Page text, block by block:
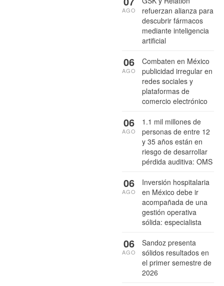
refuerzan alianza para
descubrir fármacos
mediante inteligencia
artificial
AGO
Combaten en México
publicidad irregular en
redes sociales y
plataformas de
comercio electrónico
06
AGO
1.1 mil millones de
personas de entre 12
y 35 años están en
riesgo de desarrollar
pérdida auditiva: OMS
06
AGO
Inversión hospitalaria
en México debe ir
acompañada de una
gestión operativa
sólida: especialista
06
AGO
Sandoz presenta
sólidos resultados en
el primer semestre de
2026
06
AGO